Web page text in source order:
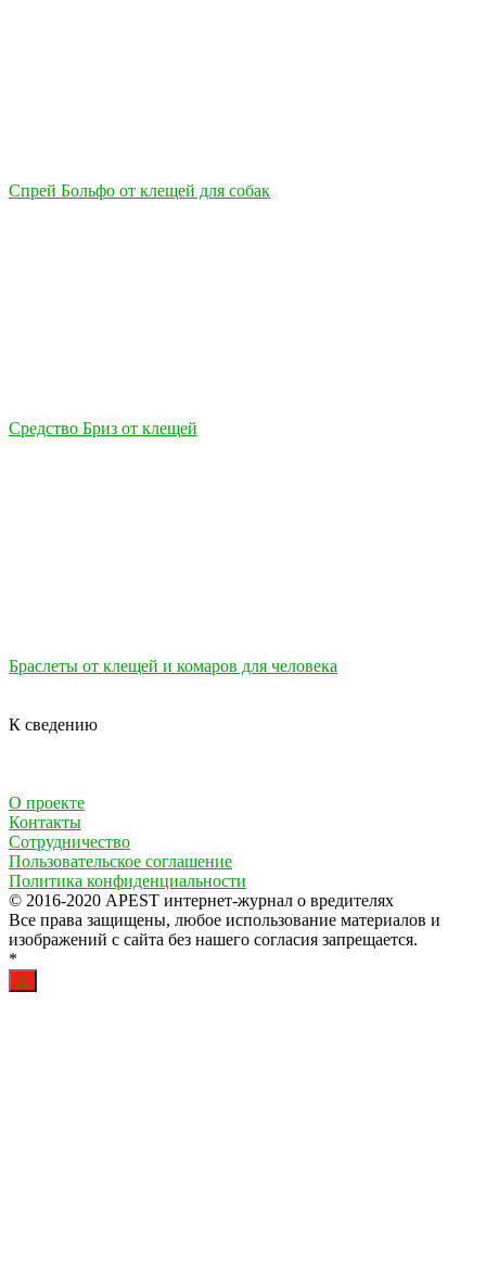
Спрей Больфо от клещей для собак
Средство Бриз от клещей
Браслеты от клещей и комаров для человека
К сведению
О проекте
Контакты
Сотрудничество
Пользовательское соглашение
Политика конфиденциальности
© 2016-2020 APEST интернет-журнал о вредителях
Все права защищены, любое использование материалов и
изображений с сайта без нашего согласия запрещается.
*